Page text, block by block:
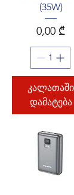
(35W)
Price
0,00 ₾
კალათაში
დამატება